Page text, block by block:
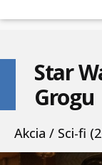
Star
Grogu
Akcia / Sci-fi